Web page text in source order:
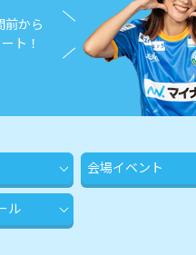
前から
ト！
会場イベント
ル